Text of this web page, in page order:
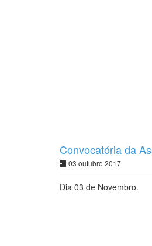
Convocatória da
03 outubro 2017
Dia 03 de Novembro.